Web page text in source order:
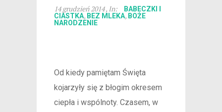
14 grudzień 2014 , In:
BABECZKI I
CIASTKA, BEZ MLEKA, BOŻE
NARODZENIE
Od kiedy pamiętam Święta
kojarzyły się z błogim okresem
ciepła i wspólnoty. Czasem, w